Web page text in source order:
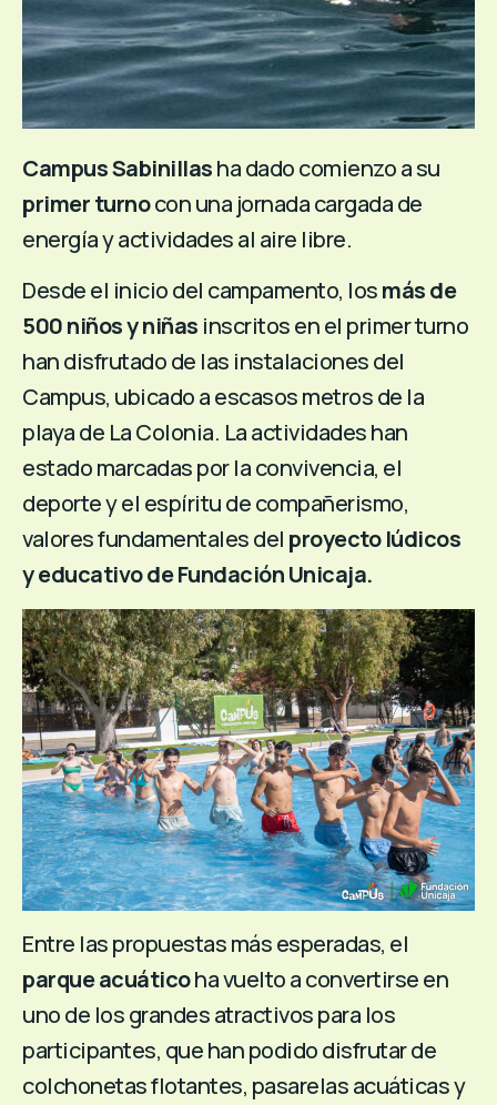
Campus Sabinillasha dado comienzo a su
primer turnocon una jornada cargada de
energía y actividades al aire libre.
Desde el inicio del campamento, losmás de
500 niños y niñas inscritos en el primer turno
han disfrutado de las instalaciones del
Campus, ubicado a escasos metros de la
playa de La Colonia. La actividades han
estado marcadas por la convivencia, el
deporte y el espíritu de compañerismo,
valores fundamentales del proyecto lúdicos
y educativo de Fundación Unicaja.
Entre las propuestas más esperadas, el
parque acuáticoha vuelto a convertirse en
uno de los grandes atractivos para los
participantes, que han podido disfrutar de
colchonetas flotantes, pasarelas acuáticas y